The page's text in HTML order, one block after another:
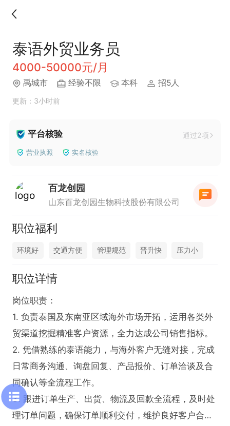
泰语外贸业务员
4000-50000元/月
禹城市 经验不限 本科 招5人
更新：3小时前
平台核验 通过2项
营业执照 实名核验
百龙创园
山东百龙创园生物科技股份有限公司
职位福利
环境好 交通方便 管理规范 晋升快 压力小
职位详情
岗位职责：
1. 负责泰国及东南亚区域海外市场开拓，运用各类外
贸渠道挖掘精准客户资源，全力达成公司销售指标。
2. 凭借熟练的泰语能力，与海外客户无缝对接，完成
日常商务沟通、询盘回复、产品报价、订单洽谈及合
同确认等全流程工作。
3. 跟进订单生产、出货、物流及回款全流程，及时处
理订单问题，确保订单顺利交付，维护良好客户合作